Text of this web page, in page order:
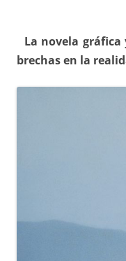
La novela
brechas en la